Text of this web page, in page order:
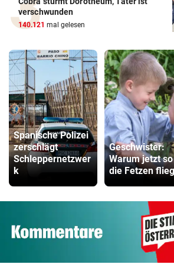
verschwunden
140.121 mal gelesen
Spanische Polizei
zerschlägt
Schleppernetzwer
k
Geschwister:
Warum jetzt
die Fetzen